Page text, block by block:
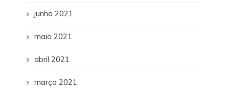
junho 2021
maio 2021
abril 2021
março 2021